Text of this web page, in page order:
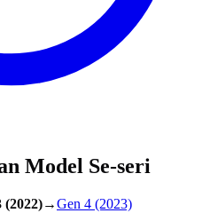
Model Se-seri
(2022)→Gen 4 (2023)